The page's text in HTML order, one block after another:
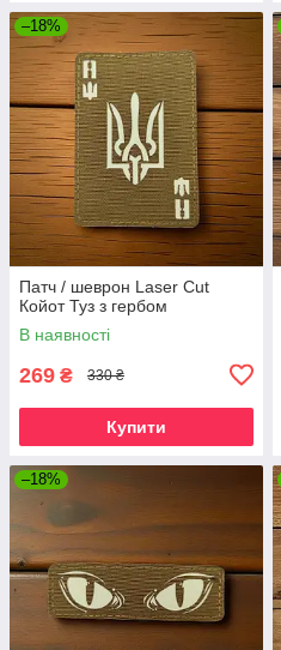
–18%
Патч / шеврон Laser Cut
Койот Туз з гербом
В наявності
269 ₴ 330 ₴
Купити
–18%